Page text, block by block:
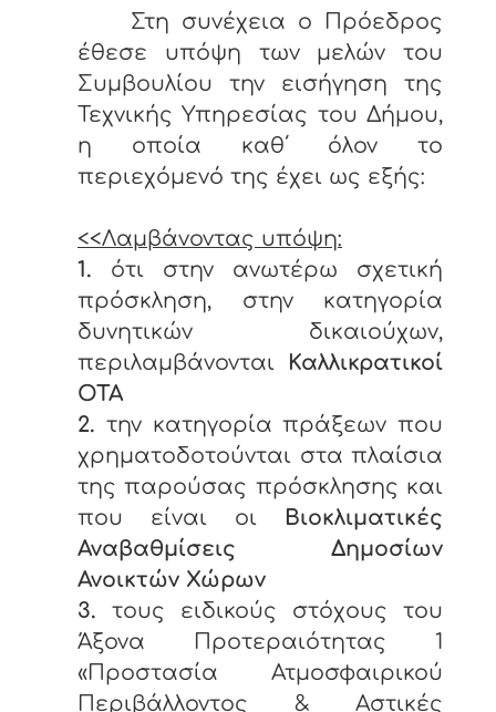
Στη συνέχεια ο Πρόεδρος
έθεσε υπόψη των μελών του
Συμβουλίου την εισήγηση της
Τεχνικής Υπηρεσίας του Δήμου,
η οποία καθ΄ όλον το
περιεχόμενό της έχει ως εξής:
<<Λαμβάνοντας υπόψη:
1. ότι στην ανωτέρω σχετική
πρόσκληση, στην κατηγορία
δυνητικών δικαιούχων,
περιλαμβάνονται
Καλλικρατικοί
ΟΤΑ
2. την κατηγορία πράξεων που
χρηματοδοτούνται στα πλαίσια
της παρούσας πρόσκλησης και
που είναι οι
Βιοκλιματικές
Αναβαθμίσεις Δημοσίων
Ανοικτών Χώρων
3. τους ειδικούς στόχους του
Άξονα Προτεραιότητας 1
«Προστασία Ατμοσφαιρικού
Περιβάλλοντος & Αστικές